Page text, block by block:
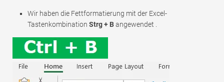
Wir haben die Fettformatierung mit der Excel-
Tastenkombination Strg + Bangewendet .